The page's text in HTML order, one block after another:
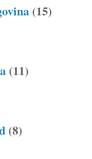
(15)
(11)
(8)